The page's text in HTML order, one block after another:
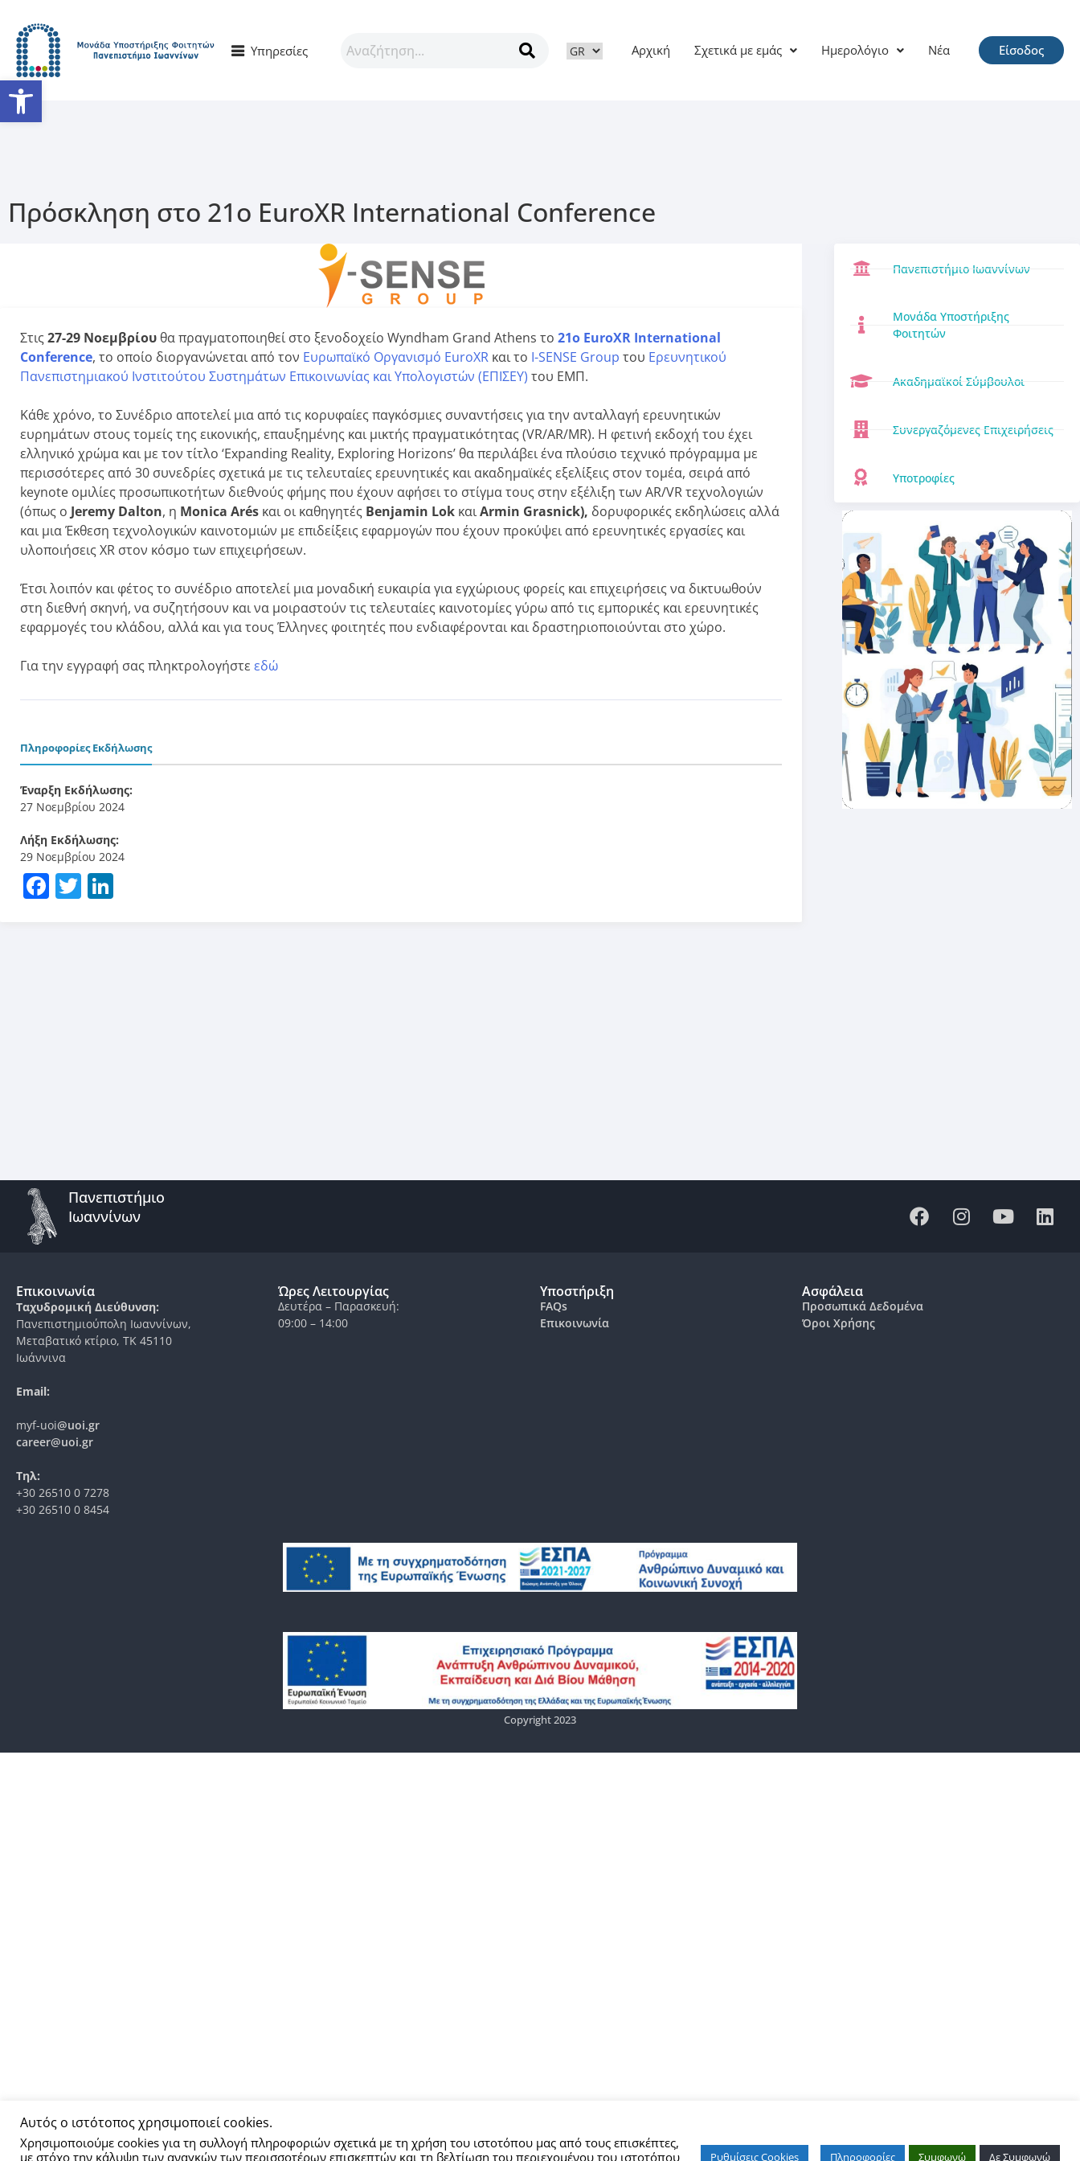
Ανοίξτε τη γραμμή εργαλείων
Υπηρεσίες Αρχική Σχετικά με εμάς Ημερολόγιο Νέα Είσοδος
Πρόσκληση στο 21o EuroΧR International Conference
Στις 27-29 Νοεμβρίου θα πραγματοποιηθεί στο ξενοδοχείο Wyndham Grand Athens το 21o EuroΧR International
Conference, το οποίο διοργανώνεται από τον Ευρωπαϊκό Οργανισμό ΕuroXR και το I-SENSE Group του Ερευνητικού
Πανεπιστημιακού Ινστιτούτου Συστημάτων Επικοινωνίας και Υπολογιστών (ΕΠΙΣΕΥ) του ΕΜΠ.
Κάθε χρόνο, το Συνέδριο αποτελεί μια από τις κορυφαίες παγκόσμιες συναντήσεις για την ανταλλαγή ερευνητικών
ευρημάτων στους τομείς της εικονικής, επαυξημένης και μικτής πραγματικότητας (VR/AR/MR). Η φετινή εκδοχή του έχει
ελληνικό χρώμα και με τον τίτλο ‘Expanding Reality, Exploring Horizons’ θα περιλάβει ένα πλούσιο τεχνικό πρόγραμμα με
περισσότερες από 30 συνεδρίες σχετικά με τις τελευταίες ερευνητικές και ακαδημαϊκές εξελίξεις στον τομέα, σειρά από
keynote ομιλίες προσωπικοτήτων διεθνούς φήμης που έχουν αφήσει το στίγμα τους στην εξέλιξη των ΑR/VR τεχνολογιών
(όπως ο Jeremy Dalton, η Monica Arés και οι καθηγητές Benjamin Lok καιArmin Grasnick), δορυφορικές εκδηλώσεις αλλά
και μια Έκθεση τεχνολογικών καινοτομιών με επιδείξεις εφαρμογών που έχουν προκύψει από ερευνητικές εργασίες και
υλοποιήσεις XR στον κόσμο των επιχειρήσεων.
Έτσι λοιπόν και φέτος το συνέδριο αποτελεί μια μοναδική ευκαιρία για εγχώριους φορείς και επιχειρήσεις να δικτυωθούν
στη διεθνή σκηνή, να συζητήσουν και να μοιραστούν τις τελευταίες καινοτομίες γύρω από τις εμπορικές και ερευνητικές
εφαρμογές του κλάδου, αλλά και για τους Έλληνες φοιτητές που ενδιαφέρονται και δραστηριοποιούνται στο χώρο.
Για την εγγραφή σας πληκτρολογήστε εδώ
Πληροφορίες Εκδήλωσης
Έναρξη Εκδήλωσης:
27 Νοεμβρίου 2024
Λήξη Εκδήλωσης:
29 Νοεμβρίου 2024
Facebook
Twitter
Πανεπιστήμιο Ιωαννίνων
Μονάδα Υποστήριξης
Φοιτητών
Ακαδημαϊκοί Σύμβουλοι
Συνεργαζόμενες Επιχειρήσεις
Υποτροφίες
Πανεπιστήμιο
Ιωαννίνων
Επικοινωνία
Ταχυδρομική Διεύθυνση:
Πανεπιστημιούπολη Ιωαννίνων,
Μεταβατικό κτίριο, ΤΚ 45110
Ιωάννινα
Email:
myf-uoi@uoi.gr
career@uoi.gr
Τηλ:
+30 26510 0 7278
+30 26510 0 8454
Ώρες Λειτουργίας
Δευτέρα – Παρασκευή:
09:00 – 14:00
Υποστήριξη
FAQs
Επικοινωνία
Ασφάλεια
Προσωπικά Δεδομένα
Όροι Χρήσης
Copyright 2023
Αυτός ο ιστότοπος χρησιμοποιεί cookies.
Χρησιμοποιούμε cookies για τη συλλογή πληροφοριών σχετικά με τη χρήση του ιστοτόπου μας από τους επισκέπτες,
με στόχο την κάλυψη των αναγκών των περισσοτέρων επισκεπτών και τη βελτίωση του περιεχομένου του ιστοτόπου
Ρυθμίσεις Cookies Πληροφορίες Συμφωνώ Δε Συμφωνώ